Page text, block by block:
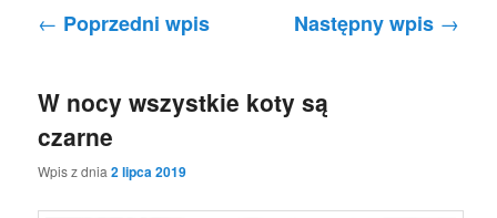
Nawigacja po wpisach
← Poprzedni wpis Następny wpis →
W nocy wszystkie koty są
czarne
Wpis z dnia2 lipca 2019